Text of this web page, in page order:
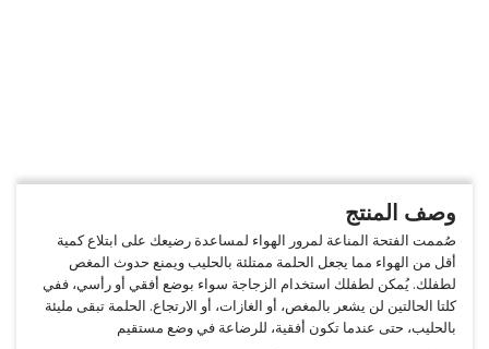
وصف المنتج
صُممت الفتحة المناعة لمرور الهواء لمساعدة رضيعك على ابتلاع كمية
أقل من الهواء مما يجعل الحلمة ممتلئة بالحليب ويمنع حدوث المغص
لطفلك. يُمكن لطفلك استخدام الزجاجة سواء بوضع أفقي أو رأسي، ففي
كلتا الحالتين لن يشعر بالمغص، أو الغازات، أو الارتجاع. الحلمة تبقى مليئة
بالحليب، حتى عندما تكون أفقية، للرضاعة في وضع مستقيم